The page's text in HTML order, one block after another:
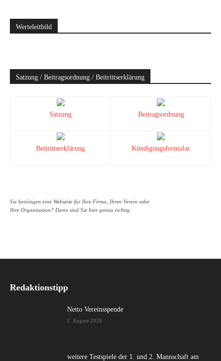
Werteleitbild
Satzung / Beitragsordnung / Beitrittserklärung
Satzung Beitragsordnung
Beitrittserklärung Kündigungsformular
Sie benötigen eine Webseite für Ihre Firma, Ihren Verein oder
Ihre Organisation? Dann sind Sie hier genau richtig.
Redaktionstipp
Netto Vereinsspende
2. August 2026
weitere Testspiele der 1. und 2. Mannschaft am